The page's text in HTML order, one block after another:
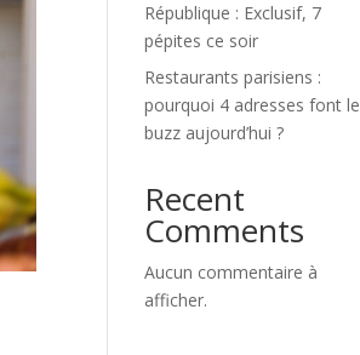
République : Exclusif, 7
pépites ce soir
Restaurants parisiens :
pourquoi 4 adresses font le
buzz aujourd’hui ?
Recent
Comments
Aucun commentaire à
afficher.